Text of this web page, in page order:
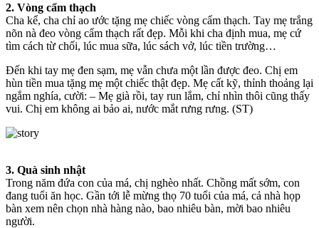
2. Vòng cẩm thạch
Cha kể, cha chỉ ao ước tặng mẹ chiếc vòng cẩm thạch. Tay mẹ trắng
nõn nà đeo vòng cẩm thạch rất đẹp. Mỗi khi cha định mua, mẹ cứ
tìm cách từ chối, lúc mua sữa, lúc sách vở, lúc tiền trường…
Đến khi tay mẹ đen sạm, mẹ vẫn chưa một lần được đeo. Chị em
hùn tiền mua tặng mẹ một chiếc thật đẹp. Mẹ cất kỹ, thỉnh thoảng lại
ngắm nghía, cười: – Mẹ già rồi, tay run lắm, chỉ nhìn thôi cũng thấy
vui. Chị em không ai bảo ai, nước mắt rưng rưng. (ST)
3. Quà sinh nhật
Trong năm đứa con của má, chị nghèo nhất. Chồng mất sớm, con
đang tuổi ăn học. Gần tới lễ mừng thọ 70 tuổi của má, cả nhà họp
bàn xem nên chọn nhà hàng nào, bao nhiêu bàn, mời bao nhiêu
người.